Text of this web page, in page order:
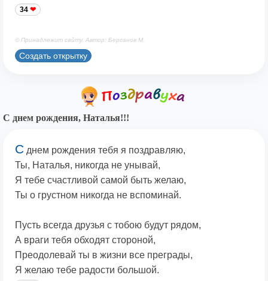
34
© Принадлежит сайту. Автор: Берсанов М.
Создать открытку
С днем рождения, Наталья!!!
С днем рождения тебя я поздравляю,
Ты, Наталья, никогда не унывай,
Я тебе счастливой самой быть желаю,
Ты о грустном никогда не вспоминай.
Пусть всегда друзья с тобою будут рядом,
А враги тебя обходят стороной,
Преодолевай ты в жизни все преграды,
Я желаю тебе радости большой.